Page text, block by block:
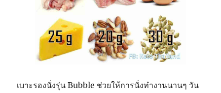
เบาะรองนั่งรุ่น Bubble ช่วยให้การนั่งทำงานนานๆ วัน